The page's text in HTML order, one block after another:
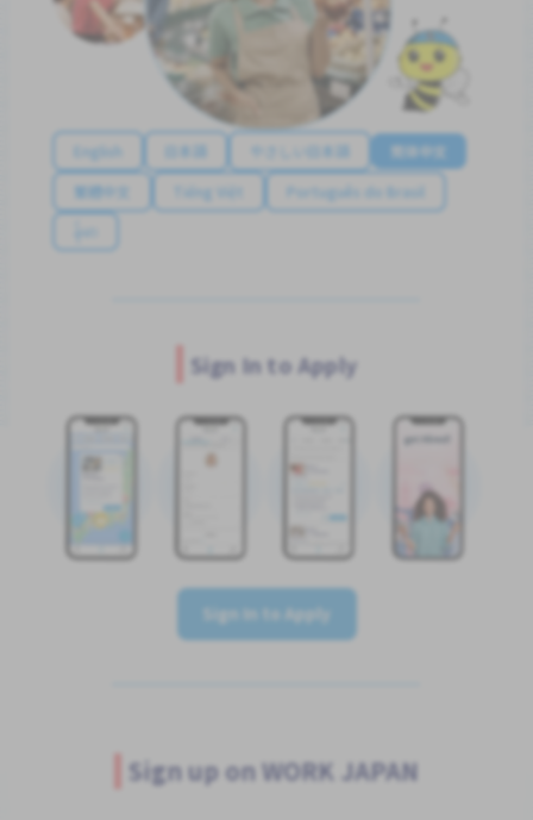
English 日本語 やさしい日本語
简体中文
繁體中文
Tiếng Việt
Português do Brasil
န်မာ
Sign In to Apply
Sign In to Apply
Sign up on WORK JAPAN